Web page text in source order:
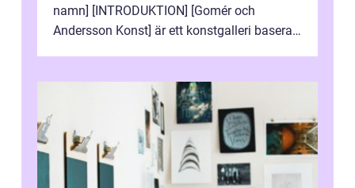
namn] [INTRODUKTION] [Gomér och
Andersson Konst] är ett konstgalleri baserat